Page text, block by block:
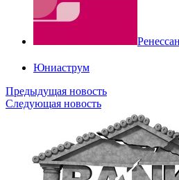
Юниаструм
Предыдущая новость
Следующая новость